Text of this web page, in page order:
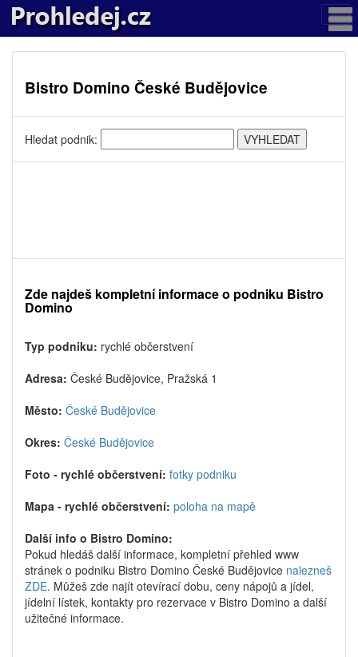
Bistro Domino České Budějovice
Hledat podnik:
Zde najdeš kompletní informace o podniku Bistro
Domino
Typ podniku: rychlé občerstvení
Adresa: České Budějovice, Pražská 1
Město: České Budějovice
Okres: České Budějovice
Foto - rychlé občerstvení: fotky podniku
Mapa - rychlé občerstvení: poloha na mapě
Další info o Bistro Domino:
Pokud hledáš další informace, kompletní přehled www
stránek o podniku Bistro Domino České Budějovice nalezneš
ZDE. Můžeš zde najít otevírací dobu, ceny nápojů a jídel,
jídelní lístek, kontakty pro rezervace v Bistro Domino a další
užitečné informace.